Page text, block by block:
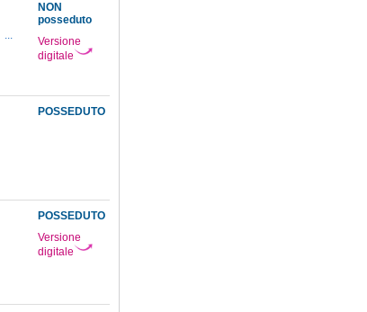
NON
posseduto
Versione
digitale
...
POSSEDUTO
POSSEDUTO
Versione
digitale